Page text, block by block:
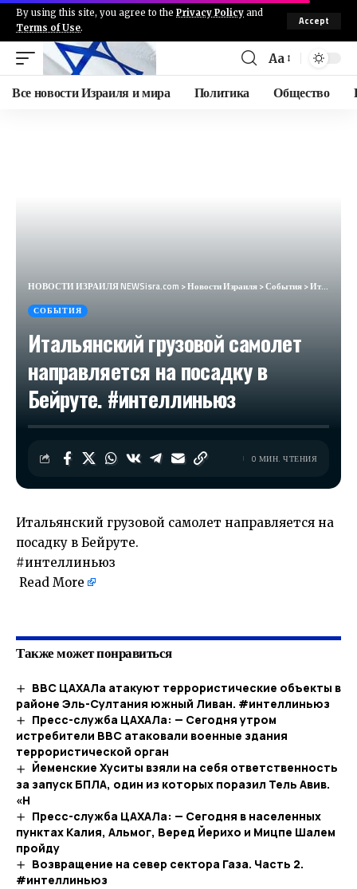
By using this site, you agree to the Privacy Policy and
Terms of Use.
Accept
Aa
Все новости Израиля и мира Политика Общество
НОВОСТИ ИЗРАИЛЯ NEWSisra.com >Новости Израиля>События>Итальянский грузовой самолет направляется на посадку в Бейруте. #интеллиньюз
СОБЫТИЯ
Итальянский грузовой самолет
направляется на посадку в
Бейруте. #интеллиньюз
0 МИН. ЧТЕНИЯ
Итальянский грузовой самолет направляется на
посадку в Бейруте.
#интеллиньюз
Read More
Также может понравиться
ВВС ЦАХАЛа атакуют террористические объекты в
районе Эль-Султания южный Ливан. #интеллиньюз
Пресс-служба ЦАХАЛа: — Сегодня утром
истребители ВВС атаковали военные здания
террористической орган
Йеменские Хуситы взяли на себя ответственность
за запуск БПЛА, один из которых поразил Тель Авив.
«Н
Пресс-служба ЦАХАЛа: — Сегодня в населенных
пунктах Калия, Альмог, Веред Йерихо и Мицпе Шалем
пройду
Возвращение на север сектора Газа. Часть 2.
#интеллиньюз